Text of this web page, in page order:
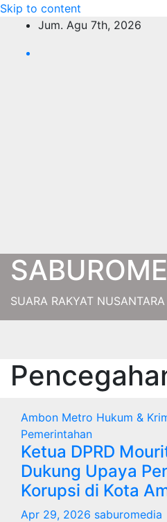
Skip to content
Jum. Agu 7th, 2026
SUARA RAKYAT NUSANTARA
Ambon Metro Hukum &
Pemerintahan
Ketua DPRD
Dukung Upaya
Korupsi di Kota
Apr 29, 2026 saburomedia